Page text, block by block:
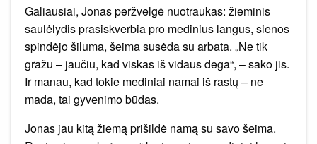
Galiausiai, Jonas peržvelgė nuotraukas: žieminis
saulėlydis prasiskverbia pro medinius langus, sienos
spindėjo šiluma, šeima susėda su arbata. „Ne tik
gražu – jaučiu, kad viskas iš vidaus dega“, – sako jis.
Ir manau, kad tokie mediniai namai iš rastų – ne
mada, tai gyvenimo būdas.
Jonas jau kitą žiemą prišildė namą su savo šeima.